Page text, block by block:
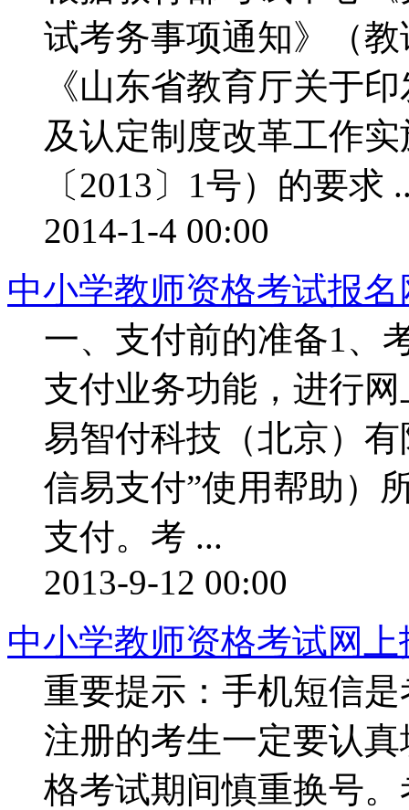
试考务事项通知》（
《山东省教育厅关于
及认定制度改革工作
〔2013〕1号）的要求
2014-1-4 00:00
中小学教师资格考试报
一、支付前的准备1、
支付业务功能，进行
易智付科技（北京）
信易支付”使用帮助）
支付。考 ...
2013-9-12 00:00
中小学教师资格考试网
重要提示：手机短信
注册的考生一定要认
格考试期间慎重换号